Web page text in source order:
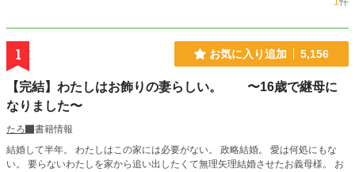
1 お気に入り追加 5,156
【完結】わたしはお飾りの妻らしい。 〜16歳で継母に
なりました〜
たろ
書籍情報
結婚して半年。 わたしはこの家には必要がない。 政略結婚。 愛は何処にもな
い。 要らないわたしを家から追い出したくて無理矢理結婚させたお義母様。 お